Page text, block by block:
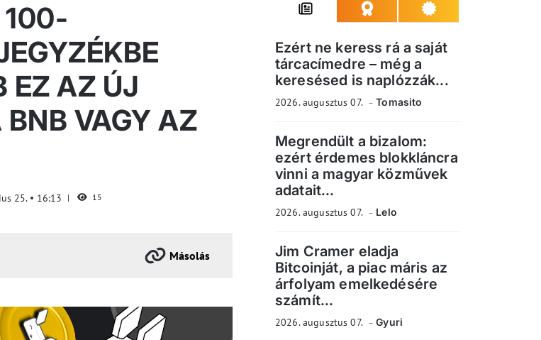
100-
EZ AZ ÚJ
VAGY AZ
25. 16:13 15
Másolás
Ezért ne keress rá a saját
tárcacímedre – még a
keresésed is naplózzák...
2026. augusztus 07. Tomasito
Megrendült a bizalom:
ezért érdemes blokkláncra
vinni a magyar közművek
adatait...
2026. augusztus 07. Lelo
Jim Cramer eladja
Bitcoinját, a piac máris az
árfolyam emelkedésére
számít...
2026. augusztus 07. Gyuri